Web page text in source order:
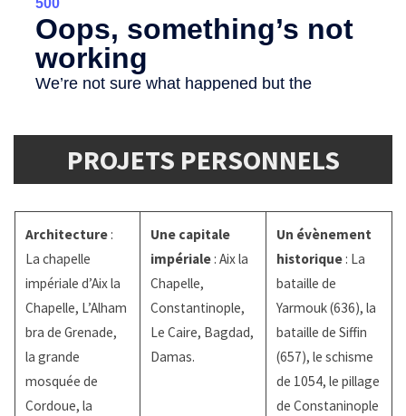
PROJETS PERSONNELS
Architecture:
La chapelle
impériale d’Aix la
Chapelle, L’Alham
bra de Grenade,
la grande
mosquée de
Cordoue, la
Une capitale
impériale: Aix la
Chapelle,
Constantinople,
Le Caire, Bagdad,
Damas.
Un évènement
historique: La
bataille de
Yarmouk (636), la
bataille de Siffin
(657), le schisme
de 1054, le pillage
de Constaninople